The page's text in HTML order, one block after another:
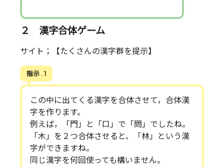
２ 漢字合体ゲーム
サイト；【たくさんの漢字群を提示】
指示 . 1
この中に出てくる漢字を合体させて，合体漢
字を作ります。
例えば，「門」と「口」で「問」でしたね。
「木」を２つ合体させると、「林」という漢
字ができますね。
同じ漢字を何回使っても構いません。